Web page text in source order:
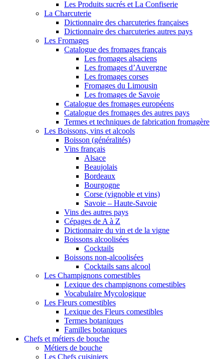
Les Produits sucrés et La Confiserie
La Charcuterie
Dictionnaire des charcuteries françaises
Dictionnaire des charcuteries autres pays
Les Fromages
Catalogue des fromages français
Les fromages alsaciens
Les fromages d’Auvergne
Les fromages corses
Fromages du Limousin
Les fromages de Savoie
Catalogue des fromages européens
Catalogue des fromages des autres pays
Termes et techniques de fabrication fromagère
Les Boissons, vins et alcools
Boisson (généralités)
Vins français
Alsace
Beaujolais
Bordeaux
Bourgogne
Corse (vignoble et vins)
Savoie – Haute-Savoie
Vins des autres pays
Cépages de A à Z
Dictionnaire du vin et de la vigne
Boissons alcoolisées
Cocktails
Boissons non-alcoolisées
Cocktails sans alcool
Les Champignons comestibles
Lexique des champignons comestibles
Vocabulaire Mycologique
Les Fleurs comestibles
Lexique des Fleurs comestibles
Termes botaniques
Familles botaniques
Chefs et métiers de bouche
Métiers de bouche
Les Chefs cuisiniers